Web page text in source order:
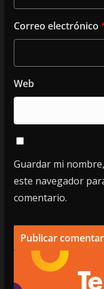
Correo electrónico
Web
Guardar mi
este navegador
comentario.